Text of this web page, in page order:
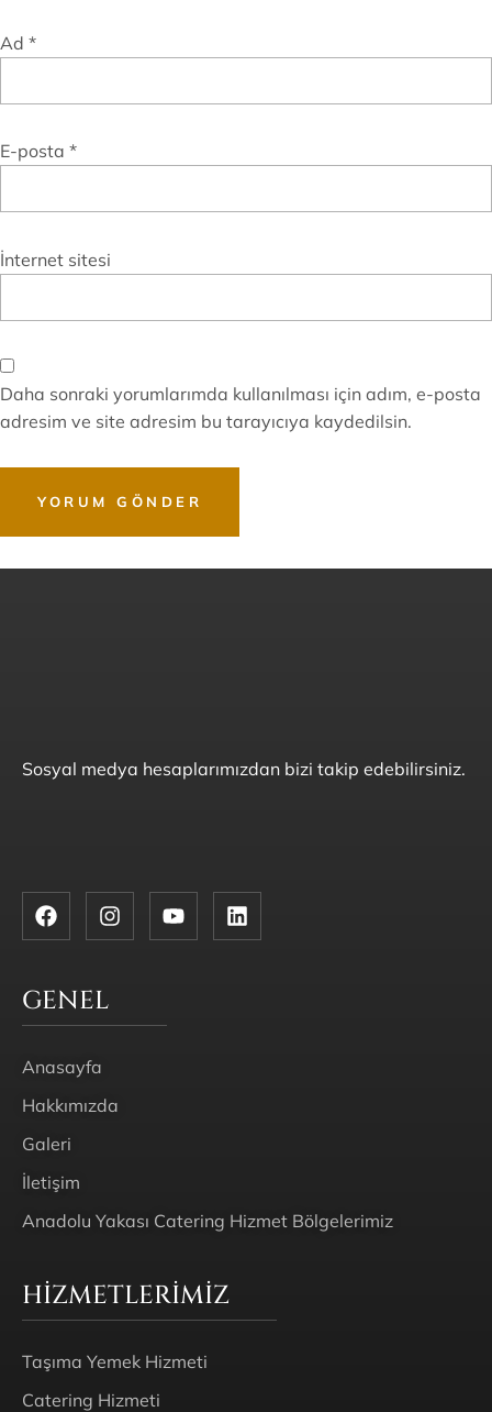
Ad *
E-posta *
İnternet sitesi
Daha sonraki yorumlarımda kullanılması için adım, e-posta
adresim ve site adresim bu tarayıcıya kaydedilsin.
Sosyal medya hesaplarımızdan bizi takip edebilirsiniz.
GENEL
Anasayfa
Hakkımızda
Galeri
İletişim
Anadolu Yakası Catering Hizmet Bölgelerimiz
HIZMETLERIMIZ
Taşıma Yemek Hizmeti
Catering Hizmeti